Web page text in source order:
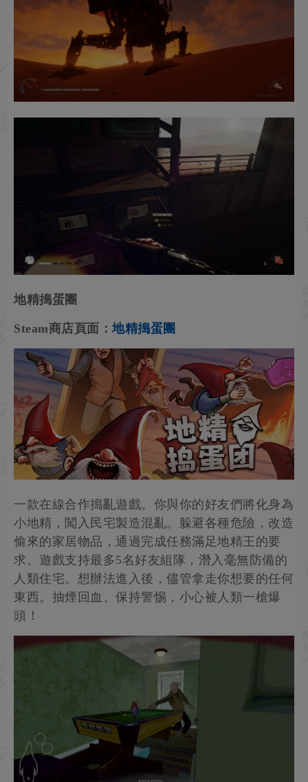
地精搗蛋團
Steam商店頁面： 地精搗蛋團
一款在線合作搗亂遊戲。你與你的好友們將化身為
小地精，闖入民宅製造混亂。躲避各種危險，改造
偷來的家居物品，通過完成任務滿足地精王的要
求。遊戲支持最多5名好友組隊，潛入毫無防備的
人類住宅。想辦法進入後，儘管拿走你想要的任何
東西。抽煙回血、保持警惕，小心被人類一槍爆
頭！